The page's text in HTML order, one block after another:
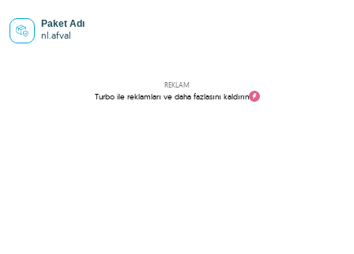
Paket Adı
nl.afval
REKLAM
Turbo ile reklamları ve daha fazlasını kaldırın